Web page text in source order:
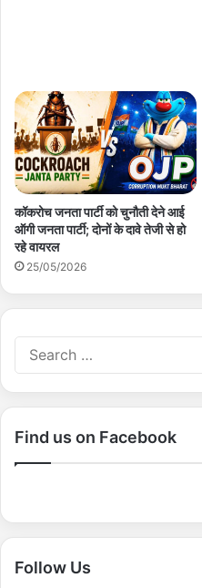
कॉकरोच जनता पार्टी को चुनौती देने आई
ऑगी जनता पार्टी; दोनों के दावे तेजी से हो
रहे वायरल
25/05/2026
Find us on Facebook
Follow Us